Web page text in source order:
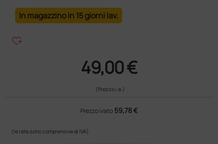
In magazzino in 15 giorni lav.
heart_plus
49,00 €
(Prezzo i.e.)
Prezzo ivato 59,78 €
(le rate sono comprensive di IVA)